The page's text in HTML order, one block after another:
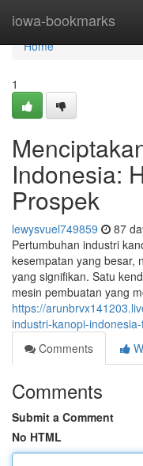
iowa-bookmarks
Home
Home
1
Indonesia:
Prospek
lewysvuel749859 87
Pertumbuhan industri
kesempatan yang besar,
yang signifikan. Satu
mesin pembuatan yang
https://
industri-kanopi-
Comments
Comments
Submit a Comment
No HTML